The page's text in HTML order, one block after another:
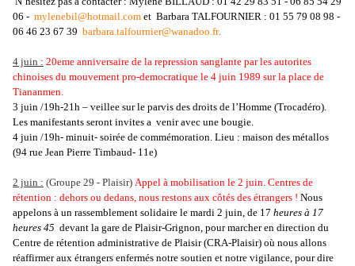
06 - mylenebil@hotmail.com et Barbara TALFOURNIER : 01 55 79 08 98 -
06 46 23 67 39 barbara.talfournier@wanadoo.fr.
4 juin : 20eme anniversaire de la repression sanglante par les autorites
chinoises du mouvement pro-democratique le 4 juin 1989 sur la place de
Tiananmen.
3 juin /19h-21h – veillee sur le parvis des droits de l’Homme (Trocadéro).
Les manifestants seront invites a venir avec une bougie.
4 juin /19h- minuit- soirée de commémoration. Lieu : maison des métallos
(94 rue Jean Pierre Timbaud- 11e)
2 juin : (Groupe 29 - Plaisir) Appel à mobilisation le 2 juin. Centres de
rétention : dehors ou dedans, nous restons aux côtés des étrangers ! Nous
appelons à un rassemblement solidaire le mardi 2 juin, de 17 heures à 17
heures 45 devant la gare de Plaisir-Grignon, pour marcher en direction du
Centre de rétention administrative de Plaisir (CRA-Plaisir) où nous allons
réaffirmer aux étrangers enfermés notre soutien et notre vigilance, pour dire